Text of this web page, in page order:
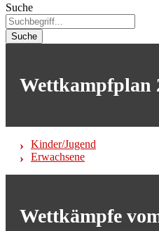
Suche
Suche
Wettkampfplan
Kinder/Jugend
Erwachsene
Wettkämpfe